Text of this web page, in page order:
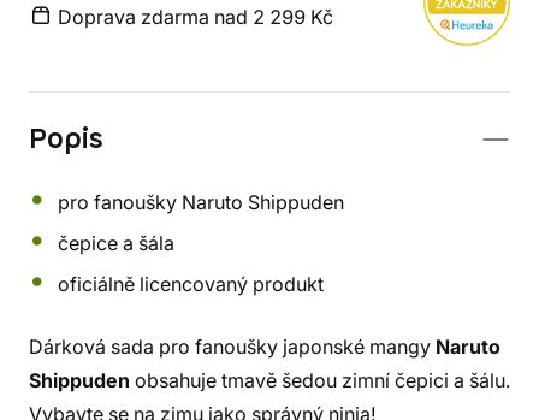
Doprava zdarma nad 2 299 Kč
Popis
pro fanoušky Naruto Shippuden
čepice a šála
oficiálně licencovaný produkt
Dárková sada pro fanoušky japonské mangy Naruto
Shippuden obsahuje tmavě šedou zimní čepici a šálu.
Vybavte se na zimu jako správný ninja!